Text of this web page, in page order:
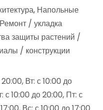
Напольные
/ укладка
защиты растений /
/ конструкции
Вт: с 10:00 до
с 10:00 до 20:00, Пт: с